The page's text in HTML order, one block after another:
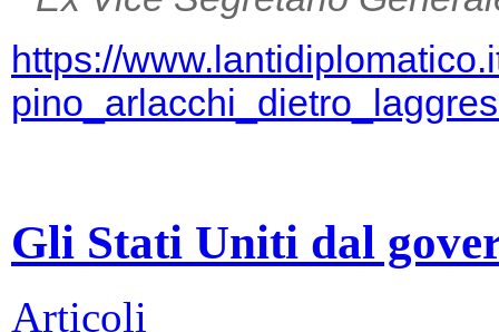
https://
Gli Stati Uniti dal
Articoli